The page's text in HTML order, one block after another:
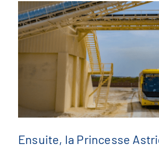
Ensuite, la Princesse